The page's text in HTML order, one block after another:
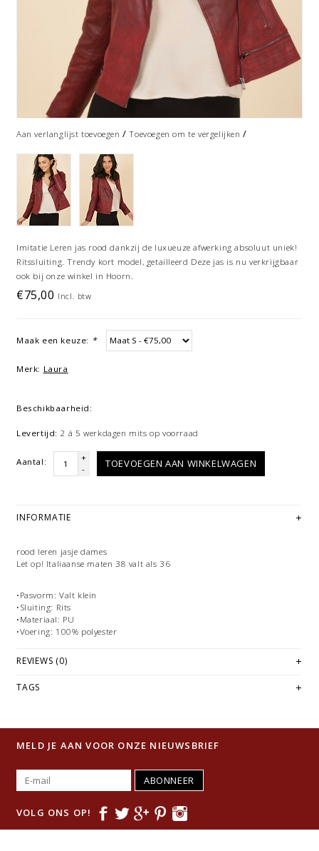
Aan verlanglijst toevoegen /Toevoegen om te vergelijken /
Imitatie Leren jas rood dankzij de luxueuze afwerking absoluut uniek!
Ritssluiting. Trendy kort model, getailleerd Deze jas is nu verkrijgbaar
ook bij onze winkel in Hoorn.
€75,00 Incl. btw
Maak een keuze: *
Merk: Laura
Beschikbaarheid:
Levertijd: 2 á 5 werkdagen mits op voorraad
Aantal:
+
-
TOEVOEGEN AAN WINKELWAGEN
INFORMATIE
rood leren jasje dames
Let op! Italiaanse maten 38 valt als 36
•Pasvorm: Valt klein
•Sluiting: Rits
•Materiaal: PU
•Voering: 100% polyester
REVIEWS (0)
TAGS
MELD JE AAN VOOR ONZE NIEUWSBRIEF
ABONNEER
VOLG ONS OP!